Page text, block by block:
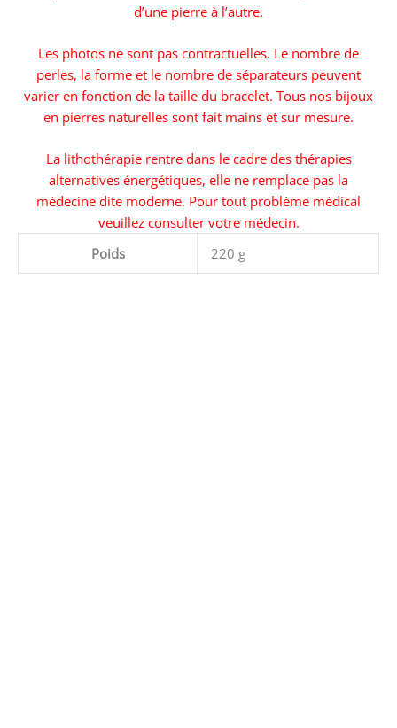
d’une pierre à l’autre.
Les photos ne sont pas contractuelles. Le nombre de
perles, la forme et le nombre de séparateurs peuvent
varier en fonction de la taille du bracelet. Tous nos bijoux
en pierres naturelles sont fait mains et sur mesure.
La lithothérapie rentre dans le cadre des thérapies
alternatives énergétiques, elle ne remplace pas la
médecine dite moderne. Pour tout problème médical
veuillez consulter votre médecin.
Poids
220 g